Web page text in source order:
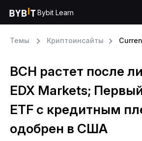
Bybit Learn
Темы Криптоинсайты
BCH растет после
EDX Markets;
ETF с кредитным
одобрен в США